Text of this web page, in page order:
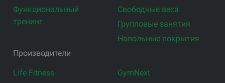
Функциональный
тренинг
Свободные веса
Групповые занятия
Напольные покрытия
Производители
Life Fitness
GymNext